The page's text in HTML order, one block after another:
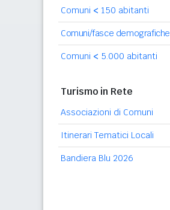
Comuni < 150 abitanti
Comuni/fasce demografiche
Comuni < 5.000 abitanti
Turismo in Rete
Associazioni di Comuni
Itinerari Tematici Locali
Bandiera Blu 2026